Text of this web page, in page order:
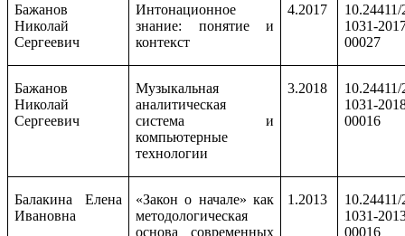
Бажанов
Николай
Сергеевич
Интонационное
знание: понятие и
контекст
4.2017
1031-
00027
Бажанов
Николай
Сергеевич
Музыкальная
аналитическая
система и
компьютерные
технологии
3.2018
1031-
00016
Балакина Елена
Ивановна
«Закон о начале» как
методологическая
основа современных
1.2013
1031-
00016